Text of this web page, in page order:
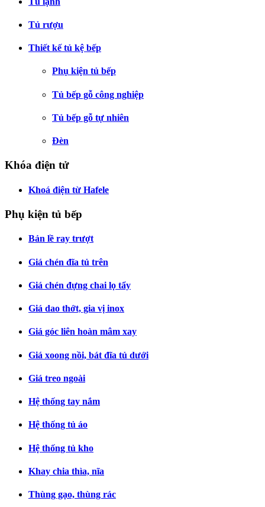
Tủ rượu
Thiết kế tủ kệ bếp
Phụ kiện tủ bếp
Tủ bếp gỗ công nghiệp
Tủ bếp gỗ tự nhiên
Đèn
Khóa điện tử
Khoá điện từ Hafele
Phụ kiện tủ bếp
Bản lề ray trượt
Giá chén đĩa tủ trên
Giá chén đựng chai lọ tẩy
Giá dao thớt, gia vị inox
Giá góc liên hoàn mâm xay
Giá xoong nồi, bát đĩa tủ dưới
Giá treo ngoài
Hệ thống tay nắm
Hệ thống tủ áo
Hệ thống tủ kho
Khay chia thìa, nĩa
Thùng gạo, thùng rác